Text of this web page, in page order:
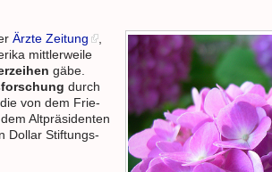
Ärzte Zeitung
mittlerweile
gäbe.
durch
von dem Frie-
Altpräsidenten
Dollar Stiftungs-